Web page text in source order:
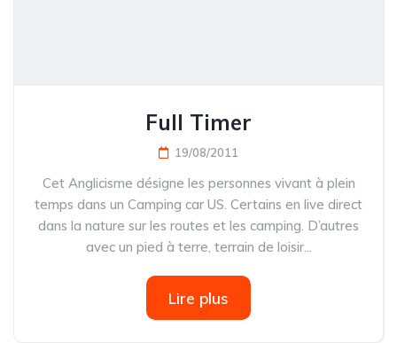
Full Timer
19/08/2011
Cet Anglicisme désigne les personnes vivant à plein
temps dans un Camping car US. Certains en live direct
dans la nature sur les routes et les camping. D’autres
avec un pied à terre, terrain de loisir...
Lire plus